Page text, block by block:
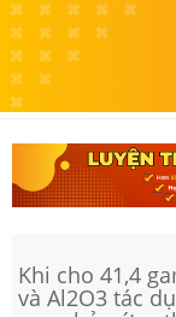
Khi cho 41,4
và Al2O3 tác